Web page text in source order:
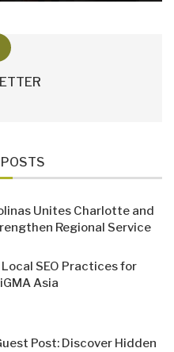
Unites Charlotte and
Regional Service
SEO Practices for
Asia
Post: Discover Hidden